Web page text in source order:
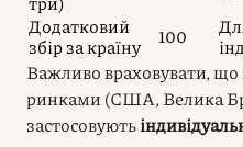
Додатковий
збір за країну
100
Важливо враховувати,
ринками (США, Велика
застосовують